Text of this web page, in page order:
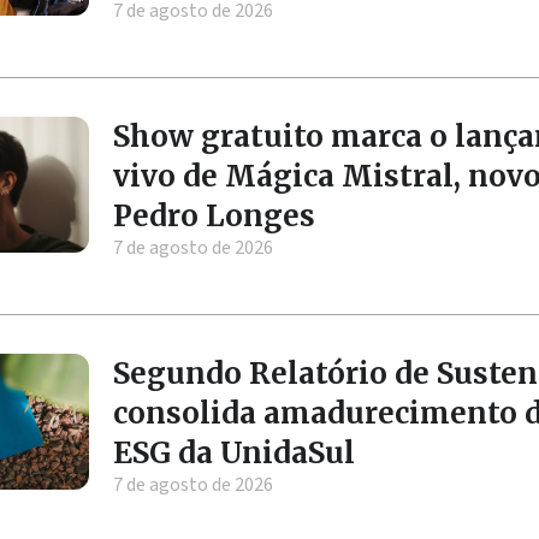
7 de agosto de 2026
Show gratuito marca o
vivo de Mágica Mistral,
Pedro Longes
7 de agosto de 2026
Segundo Relatório de
consolida amadurecimento
ESG da UnidaSul
7 de agosto de 2026